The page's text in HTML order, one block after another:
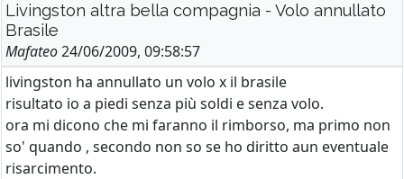
Livingston altra bella compagnia - Volo annullato
Brasile
Mafateo24/06/2009, 09:58:57
livingston ha annullato un volo x il brasile
risultato io a piedi senza più soldi e senza volo.
ora mi dicono che mi faranno il rimborso, ma primo non
so' quando , secondo non so se ho diritto aun eventuale
risarcimento.